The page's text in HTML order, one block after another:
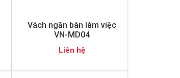
Vách ngăn bàn làm việc
VN-MD04
Liên hệ